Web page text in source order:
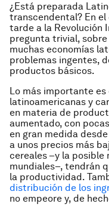
¿Está preparada
transcendental? En el
tarde a la Revolución
pregunta trivial,
muchas economías
problemas ingentes,
productos básicos.
Lo más importante es
latinoamericanas y
en materia de
aumentado, con
en gran medida
a unos precios más
cereales –y la
mundiales–, tendrán
la productividad.
distribución de los
no empeore y, de